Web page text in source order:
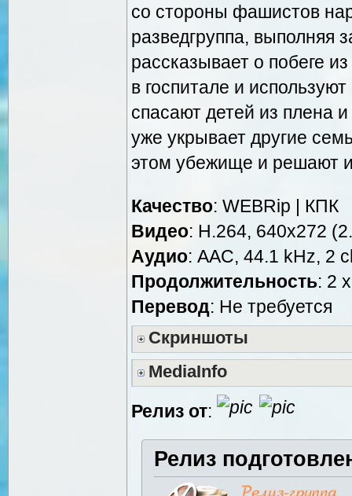
со стороны фашистов
разведгруппа, выполняя
рассказывает о побеге
в госпитале и
спасают детей из плена
уже укрывает другие
этом убежище и решают
Качество: WEBRip | КПК
Видео: H.264, 640x272
Аудио: AAC, 44.1 kHz, 2
Продолжительность: 2
Перевод: Не требуется
Скриншоты
MediaInfo
Релиз от:
Релиз